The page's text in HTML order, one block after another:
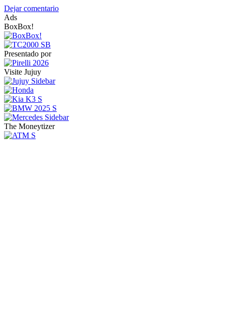
Dejar comentario
Ads
BoxBox!
Presentado por
Visite Jujuy
The Moneytizer